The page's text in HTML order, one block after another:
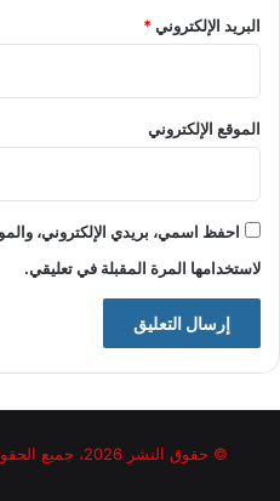
البريد الإلكتروني*
الموقع الإلكتروني
احفظ اسمي، بريدي الإلكتروني،
لاستخدامها المرة المقبلة في تعليقي.
© حقوق النشر 2026، جميع الحقوق محفوظة |